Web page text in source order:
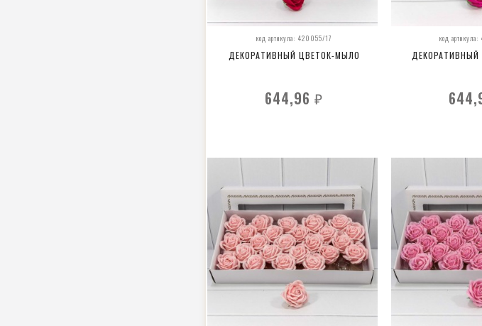
код артикула: 420055/17
ДЕКОРАТИВНЫЙ ЦВЕТОК-МЫЛО
644,96₽
код